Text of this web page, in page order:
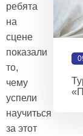
ребята
на
сцене
показали
то,
чему
успели
научиться
за этот